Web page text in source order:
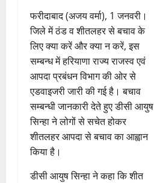
फरीदाबाद (अजय वर्मा), 1 जनवरी।
जिले में ठंड व शीतलहर से बचाव के
लिए क्या करें और क्या न करें, इस
सम्बन्ध में हरियाणा राज्य राजस्व एवं
आपदा प्रबंधन विभाग की ओर से
एडवाइजरी जारी की गई है। बचाव
सम्बन्धी जानकारी देते हुए डीसी आयुष
सिन्हा ने लोगों से सचेत होकर
शीतलहर आपदा से बचाव का आह्वान
किया है।
डीसी आयुष सिन्हा ने कहा कि शीत